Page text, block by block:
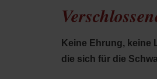
Keine Ehrung, keine
die sich für die